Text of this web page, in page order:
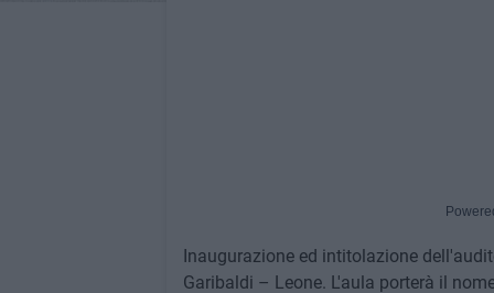
Inaugurazione ed intitolazione
Garibaldi – Leone. L'aula porterà il